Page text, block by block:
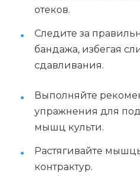
отеков.
Следите за
бандажа, избегая
сдавливания.
Выполняйте
упражнения для
мышц культи.
Растягивайте
контрактур.